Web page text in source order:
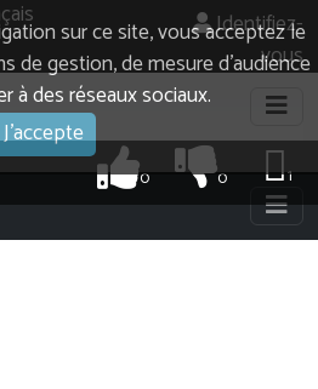
sur ce site, vous acceptez le
de gestion, de mesure d’audience
à des réseaux sociaux.
J'accepte
Identifiez-
vous
1
0
0